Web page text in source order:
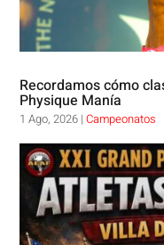
Recordamos cómo
Physique Manía
1 Ago, 2026 |Campeonatos